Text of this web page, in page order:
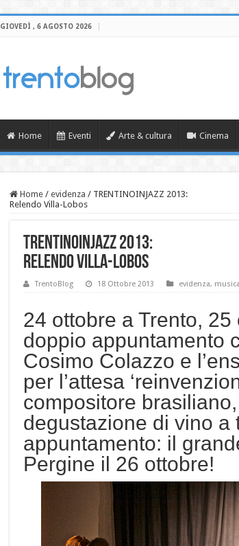
GIOVEDÌ , 6 AGOSTO 2026
Home Eventi Arte & cultura Cinema
Home / evidenza / TRENTINOINJAZZ 2013:
Relendo Villa-Lobos
TRENTINOINJAZZ 2013:
Relendo Villa-Lobos
TrentoBlog 18 Ottobre 2013 evidenza, musica
24 ottobre a Trento,
doppio appuntamento
Cosimo Colazzo e
per l’attesa
compositore
degustazione di vino a
appuntamento: il
Pergine il 26 ottobre!